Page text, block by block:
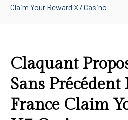
Home 2
Rentals
Room Listing 3
About Us
Pages
FAQs
Gallery
Blog
Blog Default
Claim Your Reward X7 Casino
Claquant
Sans
France Claim